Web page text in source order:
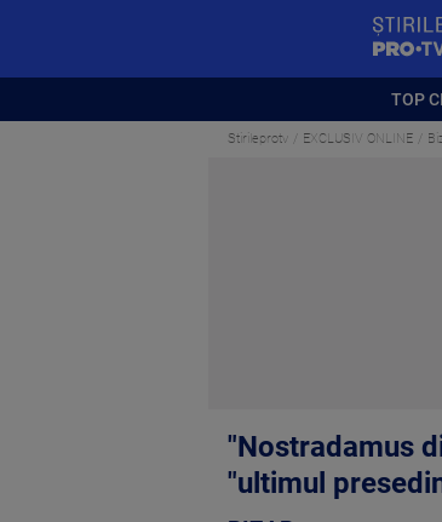
TOP
Stirileprotv EXCLUSIV ONLINE
"Nostradamus
"ultimul